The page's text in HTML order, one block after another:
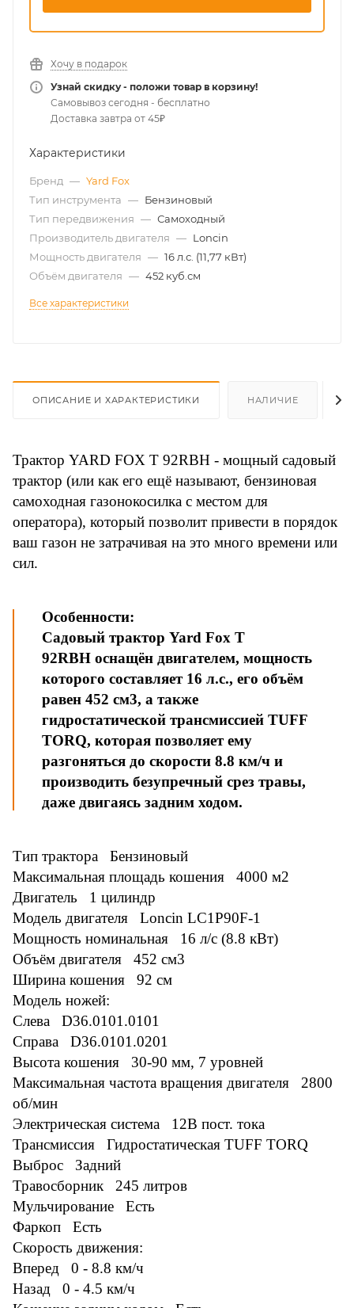
Хочу в подарок
Узнай скидку - положи товар в корзину!
Самовывоз сегодня - бесплатно
Доставка завтра от 45₽
Характеристики
Бренд — Yard Fox
Тип инструмента — Бензиновый
Тип передвижения — Самоходный
Производитель двигателя — Loncin
Мощность двигателя — 16 л.с. (11,77 кВт)
Объём двигателя — 452 куб.см
Все характеристики
ОПИСАНИЕ И ХАРАКТЕРИСТИКИ НАЛИЧИЕ
Трактор YARD FOX T 92RBH - мощный садовый
трактор (или как его ещё называют, бензиновая
самоходная газонокосилка с местом для
оператора), который позволит привести в порядок
ваш газон не затрачивая на это много времени или
сил.
Особенности:
Садовый трактор Yard Fox T
92RBH оснащён двигателем, мощность
которого составляет 16 л.с., его объём
равен 452 см3, а также
гидростатической трансмиссией TUFF
TORQ, которая позволяет ему
разгоняться до скорости 8.8 км/ч и
производить безупречный срез травы,
даже двигаясь задним ходом.
Тип трактора Бензиновый
Максимальная площадь кошения 4000 м2
Двигатель 1 цилиндр
Модель двигателя Loncin LC1P90F-1
Мощность номинальная 16 л/с (8.8 кВт)
Объём двигателя 452 см3
Ширина кошения 92 см
Модель ножей:
Слева D36.0101.0101
Справа D36.0101.0201
Высота кошения 30-90 мм, 7 уровней
Максимальная частота вращения двигателя 2800
об/мин
Электрическая система 12В пост. тока
Трансмиссия Гидростатическая TUFF TORQ
Выброс Задний
Травосборник 245 литров
Мульчирование Есть
Фаркоп Есть
Скорость движения:
Вперед 0 - 8.8 км/ч
Назад 0 - 4.5 км/ч